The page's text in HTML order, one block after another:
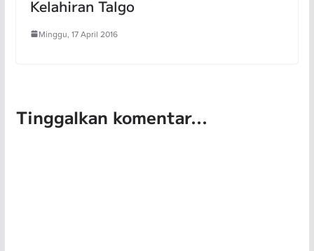
Kelahiran Talgo
Minggu, 17 April 2016
Tinggalkan komentar...